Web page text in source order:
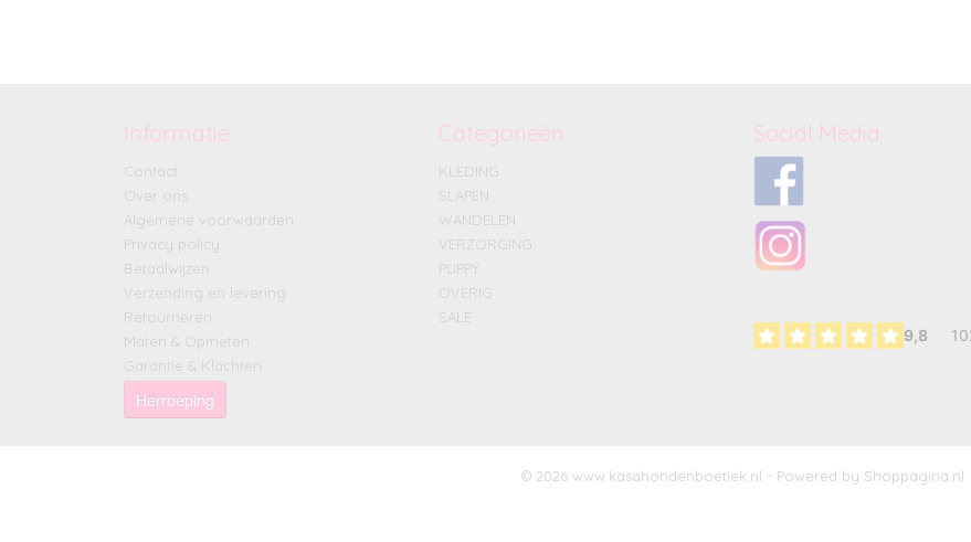
Informatie
Contact
Over ons
Algemene voorwaarden
Privacy policy
Betaalwijzen
Verzending en levering
Retourneren
Maten & Opmeten
Garantie & Klachten
Herroeping
Categorieën
KLEDING
SLAPEN
WANDELEN
VERZORGING
PUPPY
OVERIG
SALE
Social Media
© 2026 www.kasahondenboetiek.nl - Powered by Shoppagina.nl